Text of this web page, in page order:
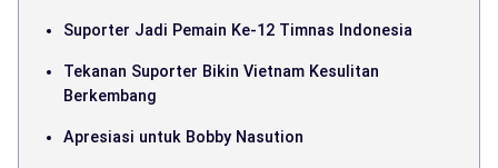
Suporter Jadi Pemain Ke-12 Timnas Indonesia
Tekanan Suporter Bikin Vietnam Kesulitan
Berkembang
Apresiasi untuk Bobby Nasution